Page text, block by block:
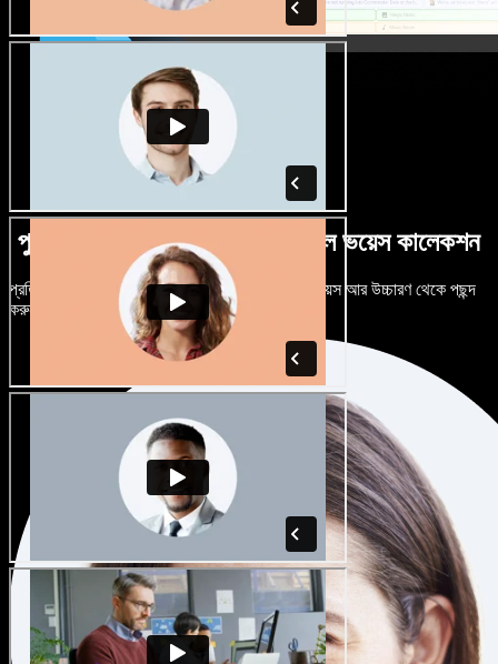
পুরুষ-নারী ভেদে নানান উচ্চারণে বিশাল ভয়েস কালেকশন
প্রতিটি প্রজেক্টকে আলাদা শোনাতে দিন। শত শত AI ভয়েস আর উচ্চারণ থেকে পছন্দ
করুন, নিজের মতো টিউন করুন।